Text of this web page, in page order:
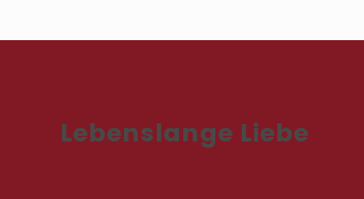
Lebenslange Liebe